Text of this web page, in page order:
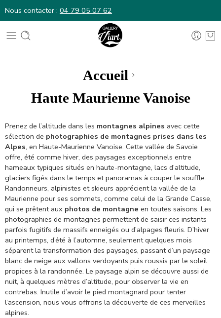
Nous contacter : 04 79 05 07 62
Accueil
Haute Maurienne Vanoise
Prenez de l’altitude dans les montagnes alpines avec cette
sélection de photographies de montagnes prises dans les
Alpes, en Haute-Maurienne Vanoise. Cette vallée de Savoie
offre, été comme hiver, des paysages exceptionnels entre
hameaux typiques situés en haute-montagne, lacs d’altitude,
glaciers figés dans le temps et panoramas à couper le souffle.
Randonneurs, alpinistes et skieurs apprécient la vallée de la
Maurienne pour ses sommets, comme celui de la Grande Casse,
qui se prêtent aux photos de montagne en toutes saisons. Les
photographies de montagnes permettent de saisir ces instants
parfois fugitifs de massifs enneigés ou d’alpages fleuris. D’hiver
au printemps, d’été à l’automne, seulement quelques mois
séparent la transformation des paysages, passant d’un paysage
blanc de neige aux vallons verdoyants puis roussis par le soleil
propices à la randonnée. Le paysage alpin se découvre aussi de
nuit, à quelques mètres d’altitude, pour observer la vie en
contrebas. Inutile d’avoir le pied montagnard pour tenter
l’ascension, nous vous offrons la découverte de ces merveilles
alpines.